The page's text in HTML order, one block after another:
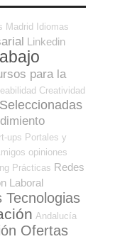
Madrid Idiomas
Linkedin
para la
Creatividad
ups Portales y
opiniones
Prácticas Redes
Laboral
Tecnologias
Andalucía
Ofertas